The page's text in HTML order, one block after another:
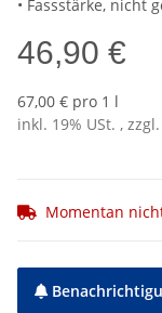
• Fassstärke, nicht
46,90 €
67,00 € pro 1 l
inkl. 19% USt. , zzgl.
Momentan